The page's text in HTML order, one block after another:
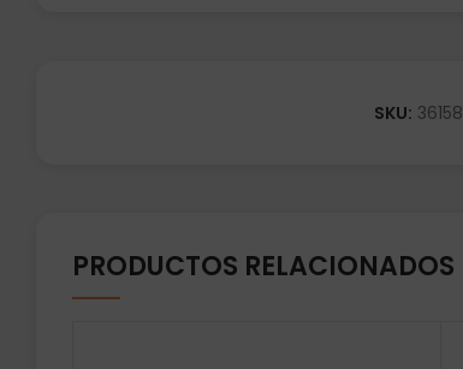
SKU: 36158
PRODUCTOS RELACIONADOS